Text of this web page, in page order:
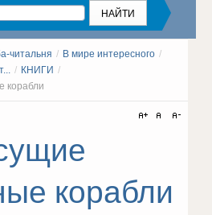
читальня / В мире интересного /
/ КНИГИ /
корабли
корабли